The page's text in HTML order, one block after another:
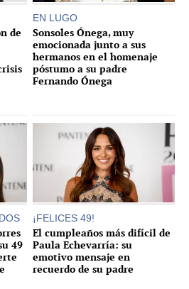
de
EN LUGO
Sonsoles Ónega, muy
emocionada junto a sus
hermanos en el homenaje
póstumo a su padre
Fernando Ónega
49
¡FELICES 49!
El cumpleaños más difícil de
Paula Echevarría: su
emotivo mensaje en
recuerdo de su padre